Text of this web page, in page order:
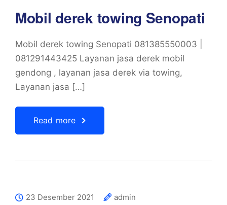
Mobil derek towing Senopati
Mobil derek towing Senopati 081385550003 |
081291443425 Layanan jasa derek mobil
gendong , layanan jasa derek via towing,
Layanan jasa […]
Read more
23 Desember 2021
admin